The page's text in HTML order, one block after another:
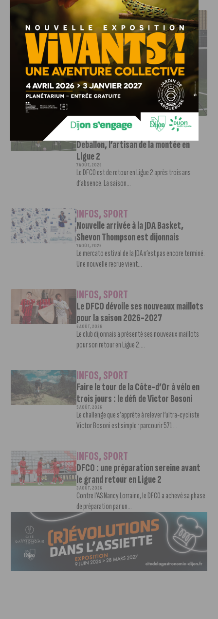
J'AIME LE DFCO
DFCO : RENCONTRE AVEC PIERRE-HENRI DEBALLON,
L’ARTISAN DE LA MONTÉE EN LIGUE 2
INFOS,SPORT
DFCO : Rencontre avec Pierre-Henri
Deballon, l’artisan de la montée en
Ligue 2
7 AOÛT, 2026
Le DFCO est de retour en Ligue 2 après trois ans
d’absence. La saison...
INFOS,SPORT
Nouvelle arrivée à la JDA Basket,
Shevon Thompson est dijonnais
7 AOÛT, 2026
Le mercato estival de la JDA n’est pas encore terminé.
Une nouvelle recrue vient...
INFOS,SPORT
Le DFCO dévoile ses nouveaux maillots
pour la saison 2026-2027
6 AOÛT, 2026
Le club dijonnais a présenté ses nouveaux maillots
pour son retour en Ligue 2....
INFOS,SPORT
Faire le tour de la Côte-d’Or à vélo en
trois jours : le défi de Victor Bosoni
5 AOÛT, 2026
Le challenge que s’apprête à relever l’ultra-cycliste
Victor Bosoni est simple : parcourir 571...
INFOS,SPORT
DFCO : une préparation sereine avant
le grand retour en Ligue 2
3 AOÛT, 2026
Contre l’AS Nancy Lorraine, le DFCO a achevé sa phase
de préparation par un...